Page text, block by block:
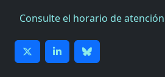
Consulte el horario de